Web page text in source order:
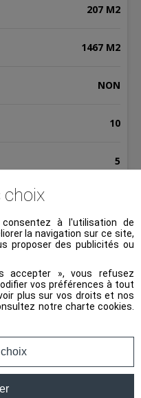
207 M2
1467 M2
NON
10
5
1
1
choix
à l'utilisation de
la navigation sur ce site,
proposer des publicités ou
accepter », vous refusez
vos préférences à tout
plus sur vos droits et nos
notre charte cookies